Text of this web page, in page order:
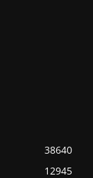
38640
12945